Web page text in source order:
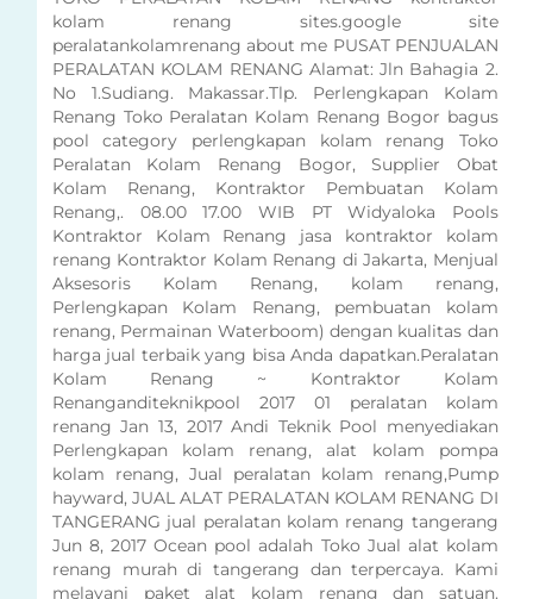
kolam renang sites.google site
peralatankolamrenang about me PUSAT PENJUALAN
PERALATAN KOLAM RENANG Alamat: Jln Bahagia 2.
No 1.Sudiang. Makassar.Tlp. Perlengkapan Kolam
Renang Toko Peralatan Kolam Renang Bogor bagus
pool category perlengkapan kolam renang Toko
Peralatan Kolam Renang Bogor, Supplier Obat
Kolam Renang, Kontraktor Pembuatan Kolam
Renang,. 08.00 17.00 WIB PT Widyaloka Pools
Kontraktor Kolam Renang jasa kontraktor kolam
renang Kontraktor Kolam Renang di Jakarta, Menjual
Aksesoris Kolam Renang, kolam renang,
Perlengkapan Kolam Renang, pembuatan kolam
renang, Permainan Waterboom) dengan kualitas dan
harga jual terbaik yang bisa Anda dapatkan.Peralatan
Kolam Renang ~ Kontraktor Kolam
Renanganditeknikpool 2017 01 peralatan kolam
renang Jan 13, 2017 Andi Teknik Pool menyediakan
Perlengkapan kolam renang, alat kolam pompa
kolam renang, Jual peralatan kolam renang,Pump
hayward, JUAL ALAT PERALATAN KOLAM RENANG DI
TANGERANG jual peralatan kolam renang tangerang
Jun 8, 2017 Ocean pool adalah Toko Jual alat kolam
renang murah di tangerang dan terpercaya. Kami
melayani paket alat kolam renang dan satuan.